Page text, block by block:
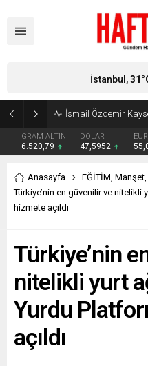
GRAM ALTIN
6.520,79
DOLAR
47,5952
İstanbul,31
Anasayfa EĞİTİM, Manşet,
Türkiye’nin en güvenilir ve nitelikli
hizmete açıldı
Türkiye’nin
nitelikli yurt
Yurdu
açıldı